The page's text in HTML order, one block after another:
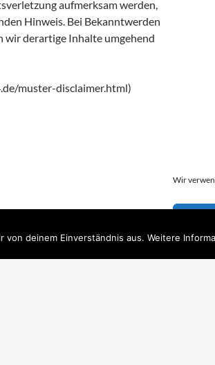
Wir
aufmerksam werden,
Hinweis. Bei Bekanntwerden
wir derartige Inhalte umgehend
muster-disclaimer.html)
deinem Einverständnis aus. Weitere